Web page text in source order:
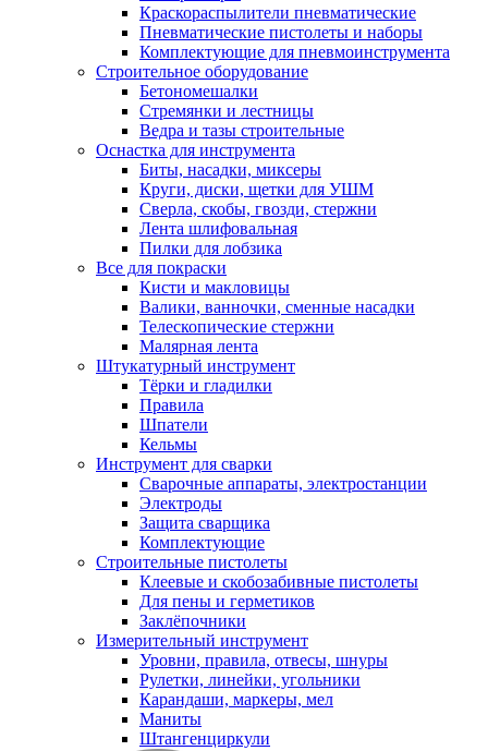
Краскораспылители пневматические
Пневматические пистолеты и наборы
Комплектующие для пневмоинструмента
Строительное оборудование
Бетономешалки
Стремянки и лестницы
Ведра и тазы строительные
Оснастка для инструмента
Биты, насадки, миксеры
Круги, диски, щетки для УШМ
Сверла, скобы, гвозди, стержни
Лента шлифовальная
Пилки для лобзика
Все для покраски
Кисти и макловицы
Валики, ванночки, сменные насадки
Телескопические стержни
Малярная лента
Штукатурный инструмент
Тёрки и гладилки
Правила
Шпатели
Кельмы
Инструмент для сварки
Сварочные аппараты, электростанции
Электроды
Защита сварщика
Комплектующие
Строительные пистолеты
Клеевые и скобозабивные пистолеты
Для пены и герметиков
Заклёпочники
Измерительный инструмент
Уровни, правила, отвесы, шнуры
Рулетки, линейки, угольники
Карандаши, маркеры, мел
Маниты
Штангенциркули